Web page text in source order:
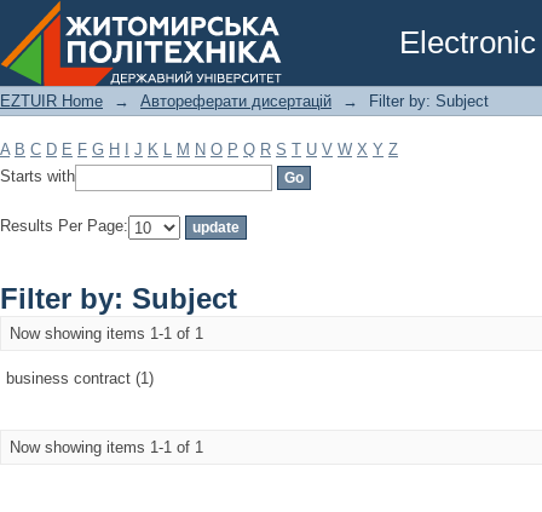
Filter by: Subject
EZTUIR Home → Автореферати дисертацій → Filter by: Subject
A B C D E F G H J K L M N O P Q R S T U V W X Y Z
Starts with
Results Per Page:
Filter by: Subject
Now showing items 1-1 of 1
business contract (1)
Now showing items 1-1 of 1